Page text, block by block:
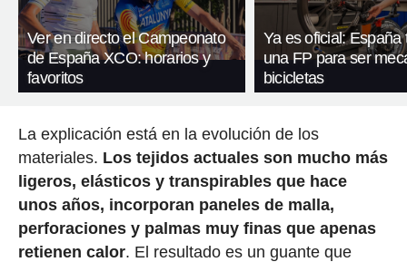
Ver en directo el Campeonato
de España XCO: horarios y
favoritos
Ya es oficial: España
una FP para ser
bicicletas
La explicación está en la evolución de los
materiales. Los tejidos actuales son mucho más
ligeros, elásticos y transpirables que hace
unos años, incorporan paneles de malla,
perforaciones y palmas muy finas que apenas
retienen calor. El resultado es un guante que